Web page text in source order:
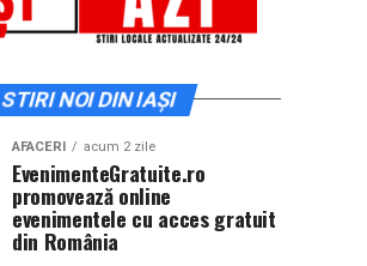
STIRI NOI DIN IAȘI
AFACERI acum 2 zile
EvenimenteGratuite.ro
promovează online
evenimentele cu acces gratuit
din România